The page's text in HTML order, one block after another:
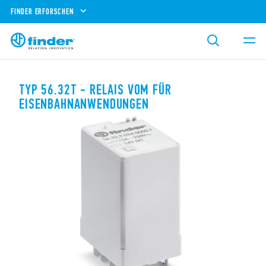
FINDER ERFORSCHEN
TYP 56.32T - RELAIS VOM FÜR
EISENBAHNANWENDUNGEN